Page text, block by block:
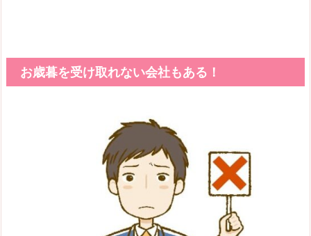
お歳暮を受け取れない会社もある！